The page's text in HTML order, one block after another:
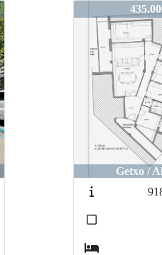
958-
Getxo /